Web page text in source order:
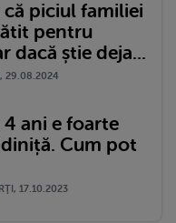
că piciul familiei
pentru
dacă știe deja...
29.08.2024
4 ani e foarte
Cum pot
17.10.2023